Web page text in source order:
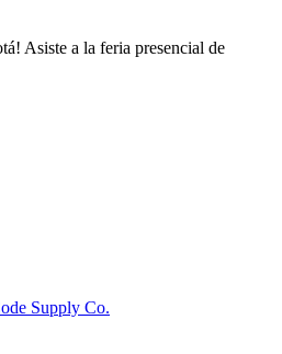
Asiste a la feria presencial de
Supply Co.